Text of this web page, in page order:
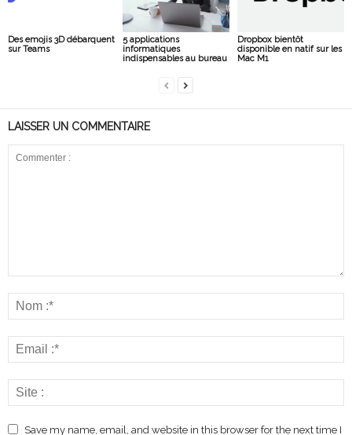
Des emojis 3D débarquent
sur Teams
5 applications
informatiques
indispensables au bureau
Dropbox bientôt
disponible en natif sur les
Mac M1
LAISSER UN COMMENTAIRE
Save my name, email, and website in this browser for the next time I